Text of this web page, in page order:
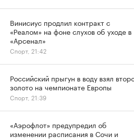
Винисиус продлил контракт с
«Реалом» на фоне слухов об уходе в
«Арсенал»
Спорт, 21:42
Российский прыгун в воду взял
золото на чемпионате Европы
Спорт, 21:39
«Аэрофлот» предупредил об
изменении расписания в Сочи и